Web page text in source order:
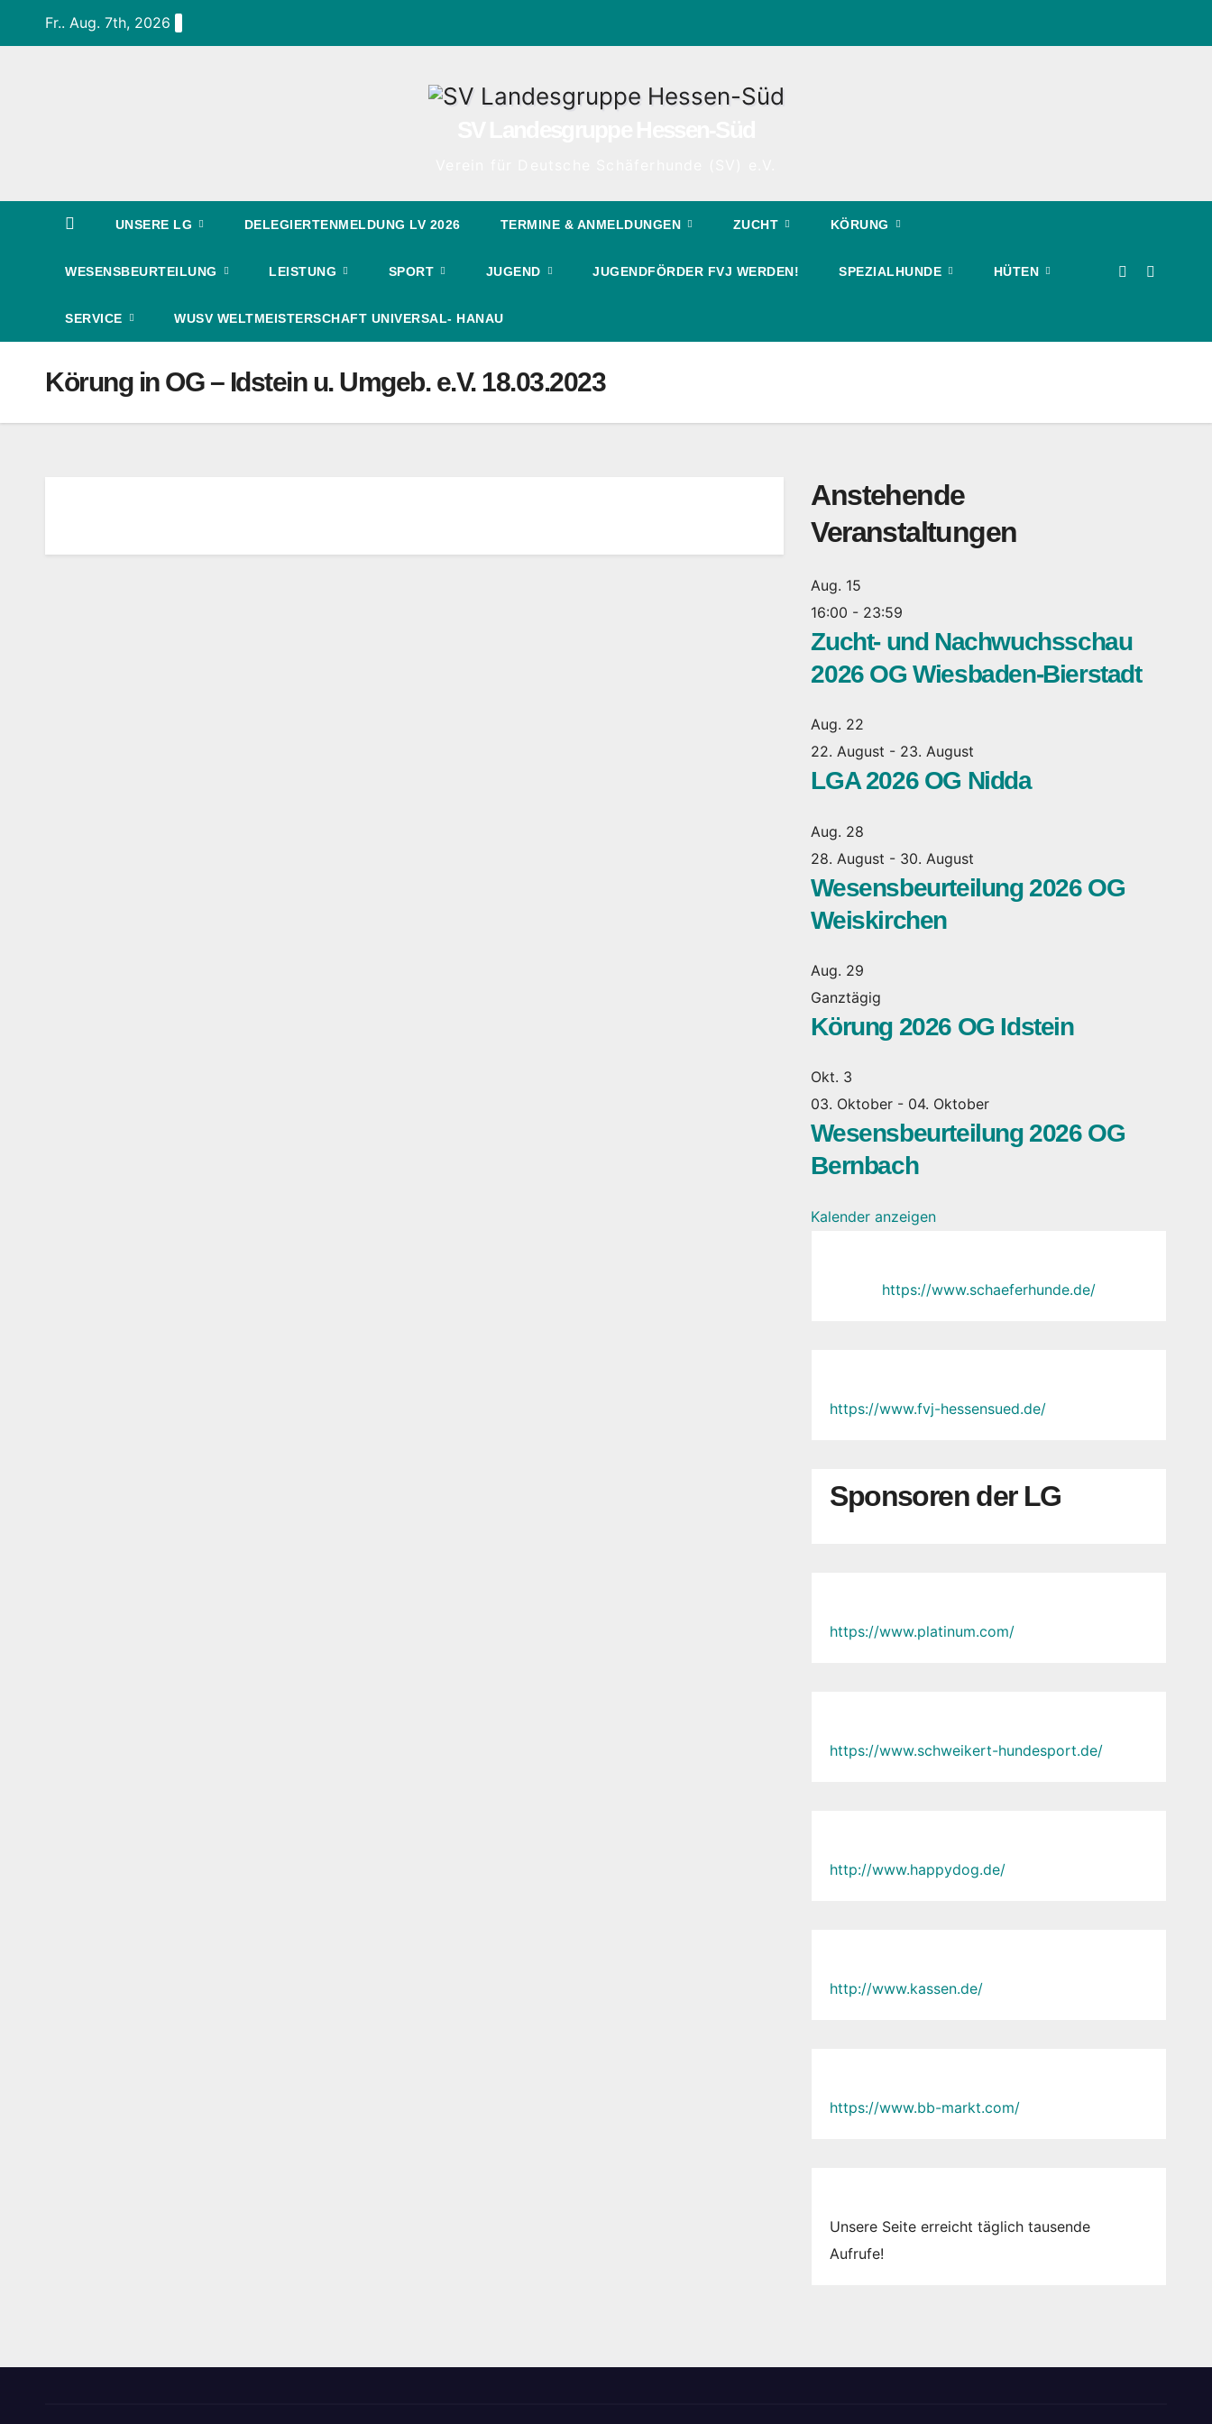
Fr.. Aug. 7th, 2026
UNSERE LG DELEGIERTENMELDUNG LV 2026 TERMINE & ANMELDUNGEN ZUCHT KÖRUNG
WESENSBEURTEILUNG LEISTUNG SPORT JUGEND JUGENDFÖRDER FVJ WERDEN! SPEZIALHUNDE HÜTEN
SERVICE WUSV WELTMEISTERSCHAFT UNIVERSAL- HANAU
Körung in OG – Idstein u. Umgeb. e.V. 18.03.2023
Anstehende
Veranstaltungen
Aug. 15
16:00 - 23:59
Zucht- und Nachwuchsschau
2026 OG Wiesbaden-Bierstadt
Aug. 22
22. August - 23. August
LGA 2026 OG Nidda
Aug. 28
28. August - 30. August
Wesensbeurteilung 2026 OG
Weiskirchen
Aug. 29
Ganztägig
Körung 2026 OG Idstein
Okt. 3
03. Oktober - 04. Oktober
Wesensbeurteilung 2026 OG
Bernbach
Kalender anzeigen
https://www.schaeferhunde.de/
https://www.fvj-hessensued.de/
Sponsoren der LG
https://www.platinum.com/
https://www.schweikert-hundesport.de/
http://www.happydog.de/
http://www.kassen.de/
https://www.bb-markt.com/
Unsere Seite erreicht täglich tausende
Aufrufe!